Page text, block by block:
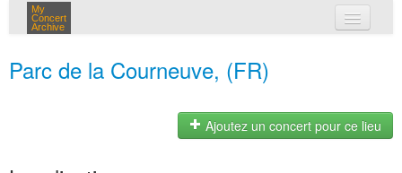
My
Concert
Archive
Parc de la Courneuve, (FR)
Ajoutez un concert pour ce lieu